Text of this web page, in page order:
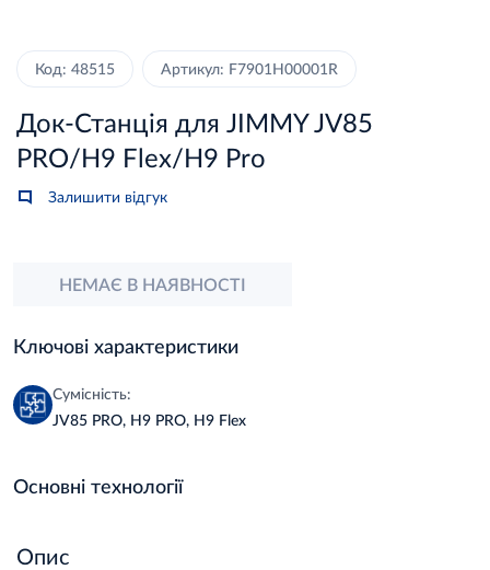
Код: 48515 Артикул: F7901H00001R
Док-Станція для JIMMY JV85
PRO/H9 Flex/H9 Pro
Залишити відгук
НЕМАЄ В НАЯВНОСТІ
Ключові характеристики
Сумісність:
JV85 PRO, H9 PRO, H9 Flex
Основні технології
Опис